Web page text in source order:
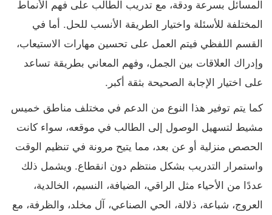
المسائل بسرعة ودقة، مع تدريب الطالب على فهم الأنماط
المختلفة للأسئلة واختيار الطريقة الأنسب للحل. أما في
القسم اللفظي فيتم العمل على تحسين مهارات الاستيعاب،
وإدراك العلاقات بين الجمل، وفهم المعاني بطريقة تساعد
على اختيار الإجابة الصحيحة بثقة أكبر.
كما يتم توفير هذا النوع من الدعم في مختلف مناطق خميس
مشيط لتسهيل الوصول إلى الطالب في موقعه، سواء كانت
الحصص منزلية أو عن بعد، مما يتيح مرونة في تنظيم الوقت
واستمرار التدريب بشكل منتظم دون انقطاع. ويشمل ذلك
عددًا من الأحياء مثل الراقي، الضيافة، النسيم، الخالدية،
العروج، شباعة، ذلالة، الحي الصناعي، آل مخلد، والظرفة، مع